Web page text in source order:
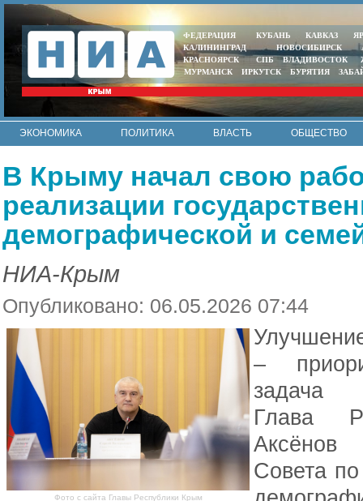
ФЕДЕРАЦИЯ КУБАНЬ КАВКАЗ
КАЛИНИНГРАД
НОВОСИБИРСК
КРАСНОЯРСК
СПБ ВЛАДИВОСТОК
МУРМАНСК
ИРКУТСК БУРЯТИЯ
ЭКОНОМИКА ПОЛИТИКА ВЛАСТЬ
ОБЩЕСТВО
В Крыму начал свою
реализации
демографической и
НИА-Крым
Опубликовано: 06.05.2026 07:44
Фото с сайта Главы Республики Крым
–
задача
Глава
Аксёнов
Совета по